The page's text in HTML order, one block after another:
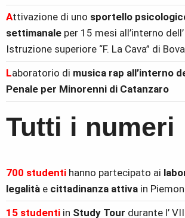
Attivazione di uno sportello
settimanale per 15 mesi all’interno
Istruzione superiore “F. La Cava” di
Laboratorio di musica rap all’interno
Penale per Minorenni di Catanzaro
Tutti i numeri
700 studenti hanno partecipato ai
legalità e cittadinanza attiva in
15 studenti in Study Tour durante l’